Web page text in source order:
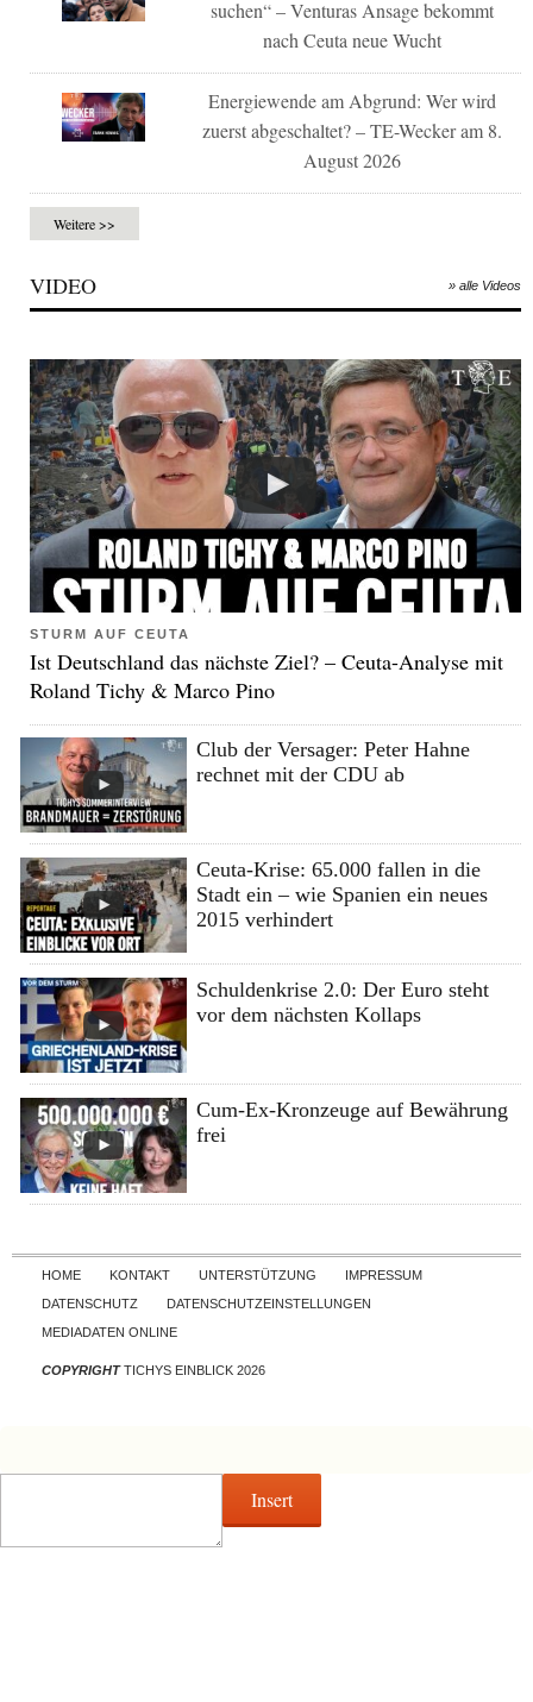
suchen“ – Venturas Ansage bekommt
nach Ceuta neue Wucht
Energiewende am Abgrund: Wer wird
zuerst abgeschaltet? – TE-Wecker am 8.
August 2026
Weitere >>
VIDEO » alle Videos
STURM AUF CEUTA
Ist Deutschland das nächste Ziel? – Ceuta-Analyse mit
Roland Tichy & Marco Pino
Club der Versager: Peter Hahne
rechnet mit der CDU ab
Ceuta-Krise: 65.000 fallen in die
Stadt ein – wie Spanien ein neues
2015 verhindert
Schuldenkrise 2.0: Der Euro steht
vor dem nächsten Kollaps
Cum-Ex-Kronzeuge auf Bewährung
frei
Skip to content
HOME KONTAKT UNTERSTÜTZUNG
IMPRESSUM
DATENSCHUTZ
DATENSCHUTZEINSTELLUNGEN
MEDIADATEN ONLINE
COPYRIGHTTICHYS EINBLICK 2026
Insert